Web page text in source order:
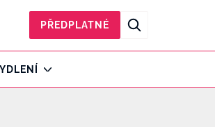
PŘEDPLATNÉ